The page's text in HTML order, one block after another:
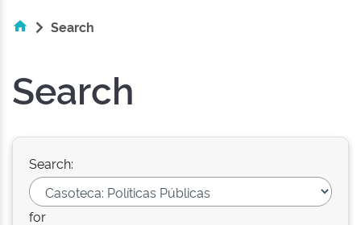
Search
Search
Search:
for